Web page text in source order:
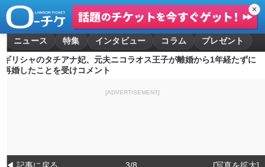
✕
ニュース 特集 インタビュー コラム
プレゼント
ギリシャのタチアナ妃、元夫ニコラオス王子が離婚から1年経たずに
再婚したことを受けコメント
[ADVERTISEMENT]